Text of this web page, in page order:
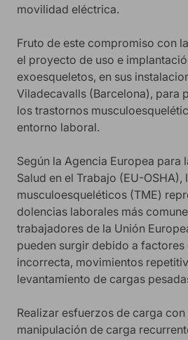
movilidad eléctrica.
Fruto de este compromiso con
el proyecto de uso e
exoesqueletos, en sus
Viladecavalls (Barcelona), para
los trastornos
entorno laboral.
Según la Agencia Europea para
Salud en el Trabajo (EU-
musculoesqueléticos (TME)
dolencias laborales más
trabajadores de la Unión
pueden surgir debido a
incorrecta, movimientos
levantamiento de cargas
Realizar esfuerzos de carga con
manipulación de carga